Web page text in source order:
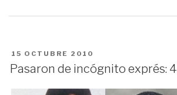
PUBLICADO
EN
15 OCTUBRE 2010
Pasaron de incógnito exprés: 4